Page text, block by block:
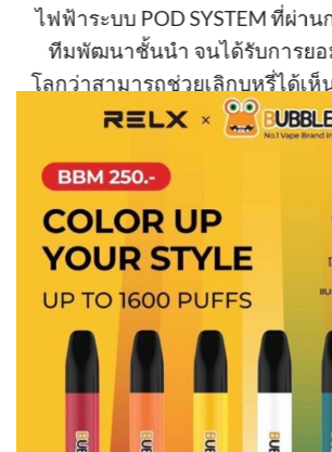
ไฟฟ้าระบบ POD SYSTEM ที่ผ่า
ทีมพัฒนาชั้นนำ จนได้รับการยอ
โลกว่าสามารถช่วยเลิกบุหรี่ได้เห็
95 %
Relx x Bubble Mon มาพร้อมกับ
ล้ำสมัย ถูกออกแบบให้ง่ายต่อการ
เท็มที่บ่งบอกถึงไลฟ์สไตล์ของค
สูบนุ่มแน่น พร้อมกลิ่นหอมหวาน
หลายรสชาติ พร้อมลดอัตราการเ
สารพิษนานาชนิดในบุหรี่กว่า 400
ศูนย์ พร้อมเสิร์ฟนิโคตินในปริม
ช่วยให้การเลิกบุหรี่ของคุณมีปร